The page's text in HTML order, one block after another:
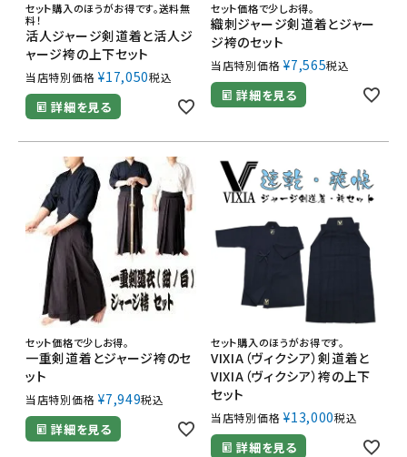
セット購入のほうがお得です。送料無
料！
活人ジャージ剣道着と活人ジ
ャージ袴の上下セット
当店特別価格 ¥17,050税込
詳細を見る
セット価格で少しお得。
織刺ジャージ剣道着とジャー
ジ袴のセット
当店特別価格 ¥7,565税込
詳細を見る
セット価格で少しお得。
一重剣道着とジャージ袴のセ
ット
当店特別価格 ¥7,949税込
詳細を見る
セット購入のほうがお得です。
VIXIA（ヴィクシア）剣道着と
VIXIA（ヴィクシア）袴の上下
セット
当店特別価格 ¥13,000税込
詳細を見る